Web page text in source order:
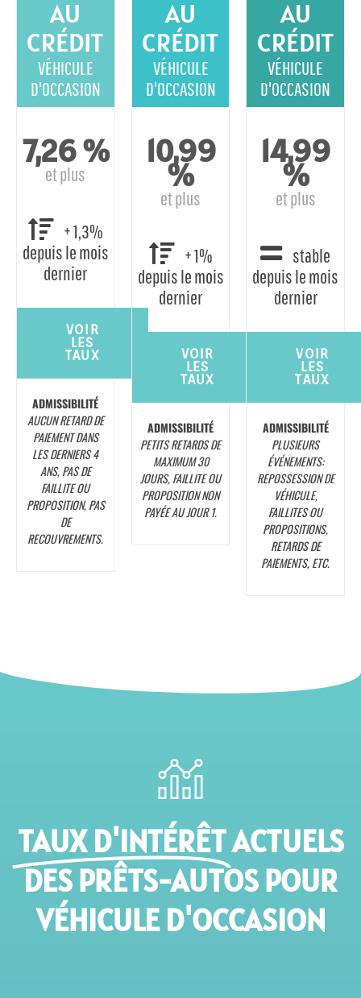
AU
CRÉDIT
VÉHICULE
D'OCCASION
7,26 %
et plus
+ 1,3%
depuis le mois
dernier
VOIR
LES
TAUX
ADMISSIBILITÉ
AUCUN RETARD DE
PAIEMENT DANS
LES DERNIERS 4
ANS, PAS DE
FAILLITE OU
PROPOSITION, PAS
DE
RECOUVREMENTS.
AU
CRÉDIT
VÉHICULE
D'OCCASION
10,99
%
et plus
+ 1%
depuis le mois
dernier
VOIR
LES
TAUX
ADMISSIBILITÉ
PETITS RETARDS DE
MAXIMUM 30
JOURS, FAILLITE OU
PROPOSITION NON
PAYÉE AU JOUR 1.
AU
CRÉDIT
VÉHICULE
D'OCCASION
14,99
%
et plus
stable
depuis le mois
dernier
VOIR
LES
TAUX
ADMISSIBILITÉ
PLUSIEURS
ÉVÉNEMENTS:
REPOSSESSION DE
VÉHICULE,
FAILLITES OU
PROPOSITIONS,
RETARDS DE
PAIEMENTS, ETC.
TAUX D'INTÉRÊTACTUELS
DES PRÊTS-AUTOS POUR
VÉHICULE D'OCCASION